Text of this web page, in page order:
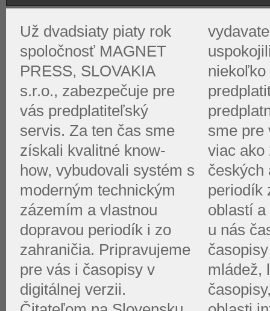
Už dvadsiaty piaty rok
spoločnosť MAGNET
PRESS, SLOVAKIA
s.r.o., zabezpečuje pre
vás predplatiteľský
servis. Za ten čas sme
získali kvalitné know-
how, vybudovali systém s
moderným technickým
zázemím a vlastnou
dopravou periodík i zo
zahraničia. Pripravujeme
pre vás i časopisy v
digitálnej verzii.
sme pre
viac ako
českých
periodík
oblastí a
u nás
mládež,